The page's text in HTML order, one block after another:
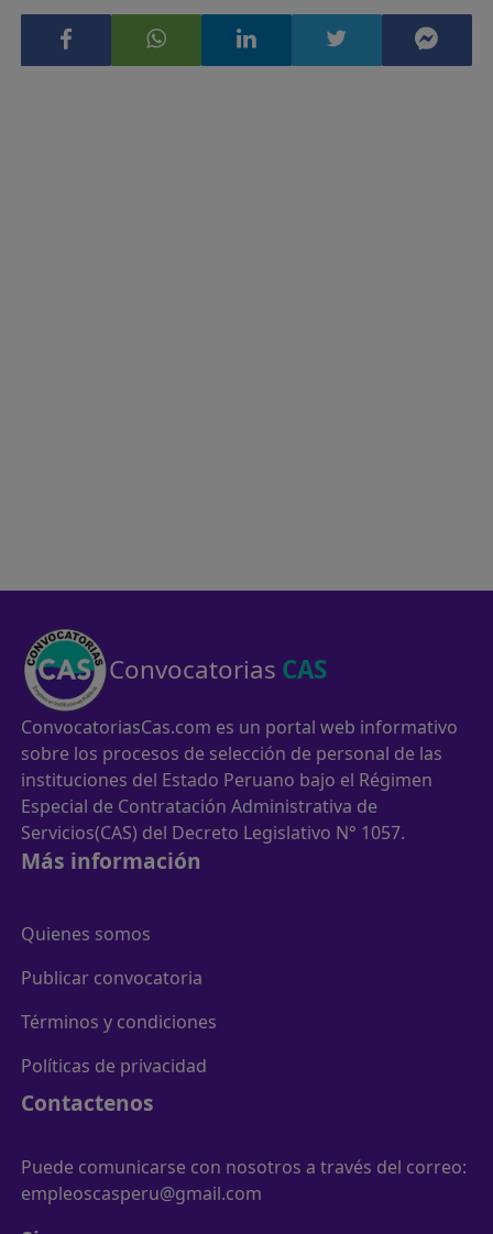
Convocatorias CAS
ConvocatoriasCas.com es un portal web informativo
sobre los procesos de selección de personal de las
instituciones del Estado Peruano bajo el Régimen
Especial de Contratación Administrativa de
Servicios(CAS) del Decreto Legislativo N° 1057.
Más información
Quienes somos
Publicar convocatoria
Términos y condiciones
Políticas de privacidad
Contactenos
Puede comunicarse con nosotros a través del correo:
empleoscasperu@gmail.com